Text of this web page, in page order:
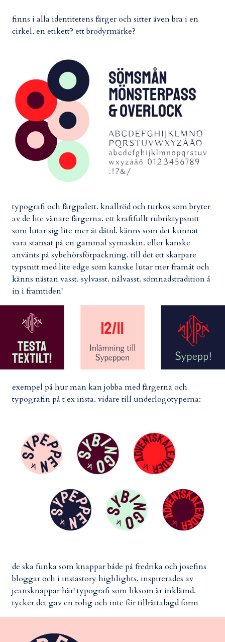
finns i alla identitetens färger och sitter även bra i en
cirkel. en etikett? ett brodyrmärke?
typografi och färgpalett. knallröd och turkos som bryter
av de lite vänare färgerna. ett kraftfullt rubriktypsnitt
som lutar sig lite mer åt dåtid. känns som det kunnat
vara stansat på en gammal symaskin. eller kanske
använts på sybehörsförpackning. till det ett skarpare
typsnitt med lite edge som kanske lutar mer framåt och
känns nästan vasst. sylvasst. nålvasst. sömnadstradition å
in i framtiden!
exempel på hur man kan jobba med färgerna och
typografin på t ex insta. vidare till underlogotyperna:
de ska funka som knappar både på fredrika och josefins
bloggar och i instastory highlights. inspirerades av
jeansknappar här! typografi som liksom är inklämd.
tycker det gav en rolig och inte för tillrättalagd form